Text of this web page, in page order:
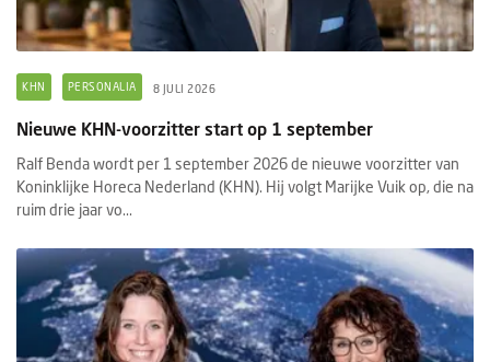
KHN PERSONALIA 8 JULI 2026
Nieuwe KHN-voorzitter start op 1 september
Ralf Benda wordt per 1 september 2026 de nieuwe voorzitter van
Koninklijke Horeca Nederland (KHN). Hij volgt Marijke Vuik op, die na
ruim drie jaar vo...